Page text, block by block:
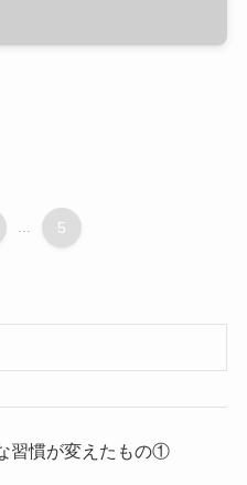
... 5
習慣が変えたもの①